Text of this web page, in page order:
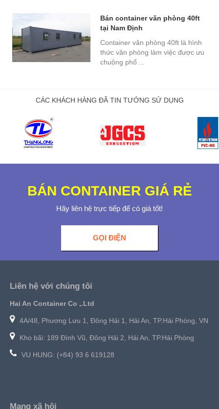
Bán container văn phòng 40ft
tại Nam Định
Container văn phòng 40ft là hình
thức văn phòng làm việc được ưu
chuộng phổ ...
CÁC KHÁCH HÀNG ĐÃ TIN TƯỞNG SỬ DỤNG
GỌI ĐIỆN
BÁN CONTAINER GIÁ RẺ
Hãy liên hệ trực tiếp để có giá tốt!
Liên hệ với chúng tôi
Hai An Container Co ,.Ltd
4A/48, Phương Lưu 1, Đông Hải 1, Hải An, TP.Hải Phòng, VN
Kho bãi: 189 Đình Vũ, Đông Hải 2, Hải An, TP.Hải Phòng
VU HUNG: (+84) 93 6 619128
Mạng xã hội